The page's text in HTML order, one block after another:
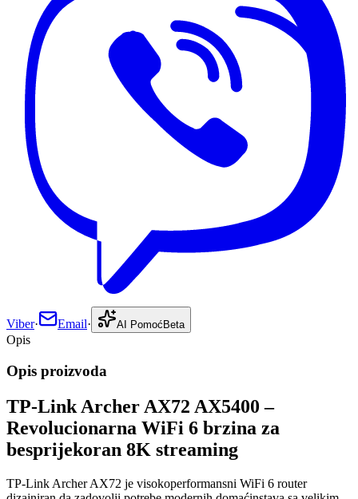
Viber· Email· AI Pomoć Beta
Opis
Opis proizvoda
TP-Link Archer AX72 AX5400 –
Revolucionarna WiFi 6 brzina za
besprijekoran 8K streaming
TP-Link Archer AX72 je visokoperformansni WiFi 6 router